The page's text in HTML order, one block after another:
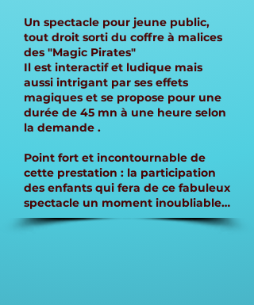
Un spectacle pour jeune public,
tout droit sorti du coffre à malices
des "Magic Pirates"
Il est interactif et ludique mais
aussi intrigant par ses effets
magiques et se propose pour une
durée de 45 mn à une heure selon
la demande .
Point fort et incontournable de
cette prestation : la participation
des enfants qui fera de ce fabuleux
spectacle un moment inoubliable…